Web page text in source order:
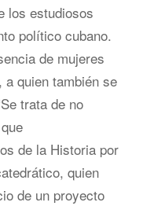
los estudiosos
político cubano.
de mujeres
a quien también se
trata de no
de la Historia por
quien
de un proyecto